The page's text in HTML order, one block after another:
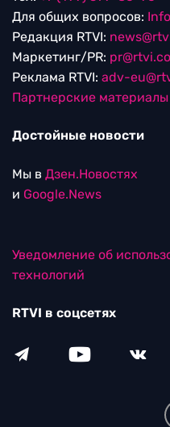
Для общих вопросов:
Редакция RTVI:
Маркетинг/PR:
Реклама RTVI: adv-
Партнерские материалы
Достойные новости
Мы в Дзен.Новостях
и Google.News
Уведомление об
технологий
RTVI в соцсетях